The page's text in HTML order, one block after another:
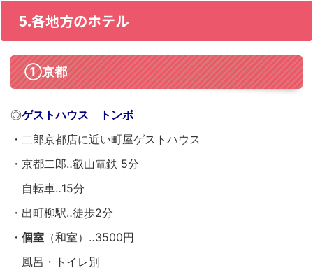
5.各地方のホテル
①京都
◎ゲストハウス トンボ
・二郎京都店に近い町屋ゲストハウス
・京都二郎‥叡山電鉄 5分
自転車‥15分
・出町柳駅‥徒歩2分
・ 個室 （和室）‥3500円
風呂・トイレ別